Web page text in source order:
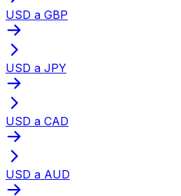
USD a GBP
USD a JPY
USD a CAD
USD a AUD